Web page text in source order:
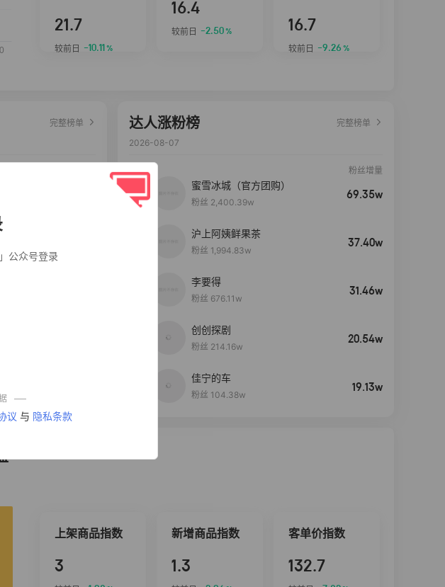
公众号登录
议 与 隐私条款
21.7
较前日 -10.11 %
16.4
较前日 -2.50% 16.7
较前日 -9.26 %
完整榜单
达人涨粉榜
完整榜单
2026-08-07
粉丝增量
蜜雪冰城（官方团购）
粉丝 2,400.39w
69.35w
沪上阿姨鲜果茶
粉丝 1,994.83w
37.40w
李要得
粉丝 676.11w
31.46w
创创探剧
粉丝 214.16w
20.54w
佳宁的车
粉丝 104.38w
19.13w
上架商品指数
3
新增商品指数
1.3
客单价指数
132.7